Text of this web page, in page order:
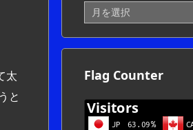
太
と
ー
カ
イ
一
Flag Counter